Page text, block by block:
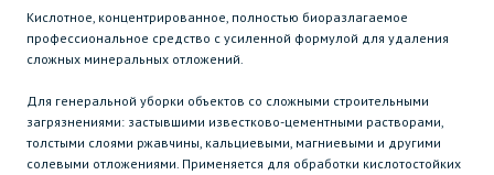
Кислотное, концентрированное, полностью биоразлагаемое
профессиональное средство с усиленной формулой для удаления
сложных минеральных отложений.
Для генеральной уборки объектов со сложными строительными
загрязнениями: застывшими известково-цементными растворами,
толстыми слоями ржавчины, кальциевыми, магниевыми и другими
солевыми отложениями. Применяется для обработки кислотостойких